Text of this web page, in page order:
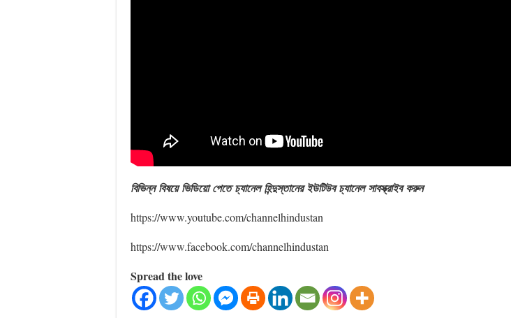
বিভিন্ন বিষয়ে ভিডিয়ো পেতে চ্যানেল হিন্দুস্তানের ইউটিউব চ্যানেল সাবস্ক্রাইব করুন
https://www.youtube.com/channelhindustan
https://www.facebook.com/channelhindustan
Spread the love